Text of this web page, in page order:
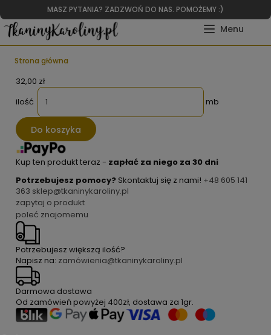
MASZ PYTANIA? ZADZWOŃ DO NAS. POMOŻEMY :)
Strona główna
32,00 zł
ilość
mb
Do koszyka
Kup ten produkt teraz - zapłać za niego za 30 dni
Potrzebujesz pomocy? Skontaktuj się z nami! +48 605 141
363 sklep@tkaninykaroliny.pl
zapytaj o produkt
poleć znajomemu
Potrzebujesz większą ilość?
Napisz na: zamówienia@tkaninykaroliny.pl
Darmowa dostawa
Od zamówień powyżej 400zł, dostawa za 1gr.